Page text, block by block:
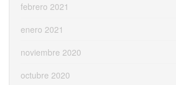
febrero 2021
enero 2021
noviembre 2020
octubre 2020